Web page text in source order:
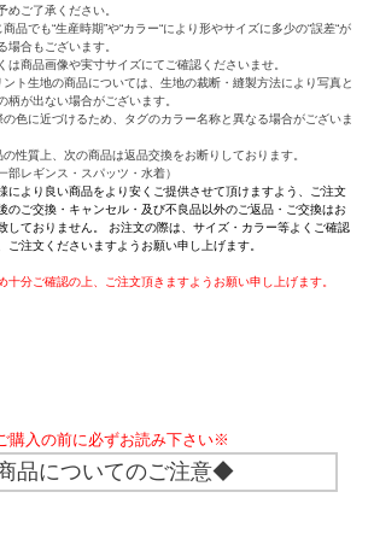
めご了承ください。
商品でも“生産時期”や“カラー“により形やサイズに多少の“誤差“が
場合もございます。
は商品画像や実寸サイズにてご確認くださいませ。
ント生地の商品については、生地の裁断・縫製方法により写真と
柄が出ない場合がございます。
の色に近づけるため、タグのカラー名称と異なる場合がございま
の性質上、次の商品は返品交換をお断りしております。
部レギンス・スパッツ・水着）
により良い商品をより安くご提供させて頂けますよう、ご注文
のご交換・キャンセル・及び不良品以外のご返品・ご交換はお
しておりません。 お注文の際は、サイズ・カラー等よくご確認
ご注文くださいますようお願い申し上げます。
十分ご確認の上、ご注文頂きますようお願い申し上げます。
購入の前に必ずお読み下さい※
品についてのご注意◆